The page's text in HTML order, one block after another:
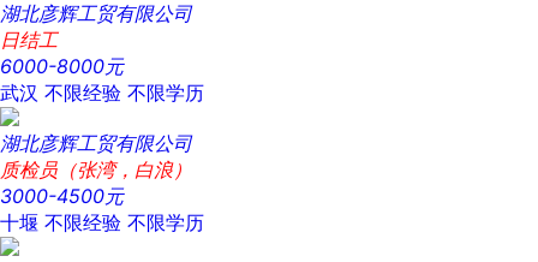
湖北彦辉工贸有限公司
日结工
6000-8000元
武汉 不限经验 不限学历
湖北彦辉工贸有限公司
质检员（张湾，白浪）
3000-4500元
十堰 不限经验 不限学历